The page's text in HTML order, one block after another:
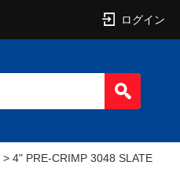
ログイン
> 4" PRE-CRIMP 3048 SLATE